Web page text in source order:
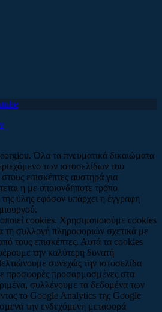
Όλα τα πνευματικά δικαιώματα
των ιστοσελίδων του
επισκέπτες αυστηρά για
η με οποιονδήποτε τρόπο
ύλης εφόσον υπάρχει η έγγραφη
cookies. Χρησιμοποιούμε cookies
τη συλλογή πληροφοριών σχετικά με
τους επισκέπτες. Αυτά τα cookies
την καλύτερη δυνατή
συνεχώς την ιστοσελίδα
προσφορές προσαρμοσμένες στα
συλλέγουμε τα δεδομένα των
το Google Analytics της Google
την ενδεχόμενη μεταφορά